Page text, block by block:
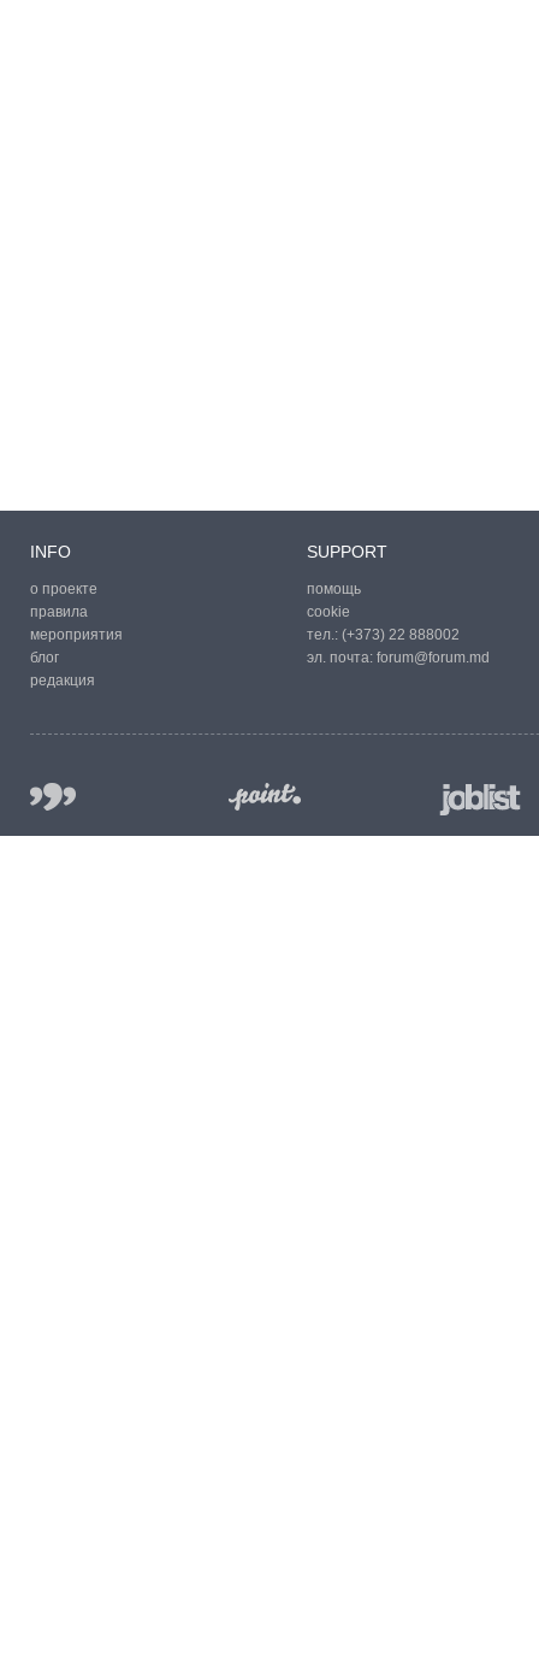
INFO
о проекте
правила
мероприятия
блог
редакция
SUPPORT
помощь
cookie
тел.: (+373) 22 888002
эл. почта: forum@forum.md